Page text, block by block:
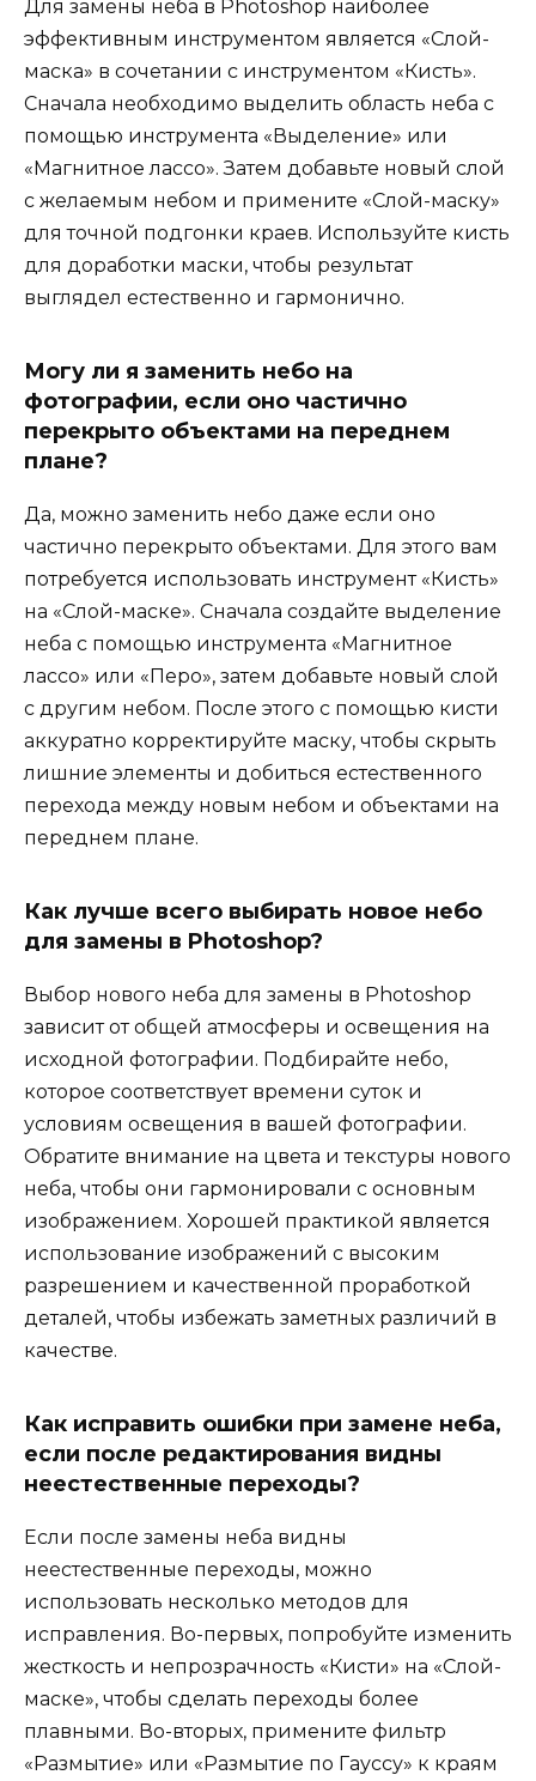
Для замены неба в Photoshop наиболее
эффективным инструментом является «Слой-
маска» в сочетании с инструментом «Кисть».
Сначала необходимо выделить область неба с
помощью инструмента «Выделение» или
«Магнитное лассо». Затем добавьте новый слой
с желаемым небом и примените «Слой-маску»
для точной подгонки краев. Используйте кисть
для доработки маски, чтобы результат
выглядел естественно и гармонично.
Могу ли я заменить небо на
фотографии, если оно частично
перекрыто объектами на переднем
плане?
Да, можно заменить небо даже если оно
частично перекрыто объектами. Для этого вам
потребуется использовать инструмент «Кисть»
на «Слой-маске». Сначала создайте выделение
неба с помощью инструмента «Магнитное
лассо» или «Перо», затем добавьте новый слой
с другим небом. После этого с помощью кисти
аккуратно корректируйте маску, чтобы скрыть
лишние элементы и добиться естественного
перехода между новым небом и объектами на
переднем плане.
Как лучше всего выбирать новое небо
для замены в Photoshop?
Выбор нового неба для замены в Photoshop
зависит от общей атмосферы и освещения на
исходной фотографии. Подбирайте небо,
которое соответствует времени суток и
условиям освещения в вашей фотографии.
Обратите внимание на цвета и текстуры нового
неба, чтобы они гармонировали с основным
изображением. Хорошей практикой является
использование изображений с высоким
разрешением и качественной проработкой
деталей, чтобы избежать заметных различий в
качестве.
Как исправить ошибки при замене неба,
если после редактирования видны
неестественные переходы?
Если после замены неба видны
неестественные переходы, можно
использовать несколько методов для
исправления. Во-первых, попробуйте изменить
жесткость и непрозрачность «Кисти» на «Слой-
маске», чтобы сделать переходы более
плавными. Во-вторых, примените фильтр
«Размытие» или «Размытие по Гауссу» к краям